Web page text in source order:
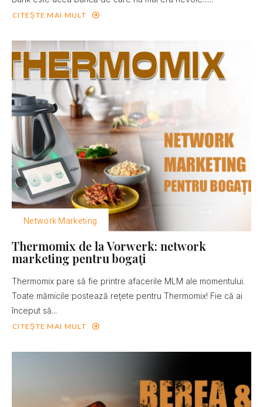
CITEȘTE MAI MULT
Network Marketing
Thermomix de la Vorwerk: network
marketing pentru bogaţi
Thermomix pare să fie printre afacerile MLM ale momentului.
Toate mămicile postează reţete pentru Thermomix! Fie că ai
început să...
CITEȘTE MAI MULT